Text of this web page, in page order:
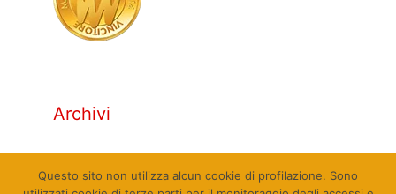
Archivi
Questo sito non utilizza alcun cookie di profilazione. Sono